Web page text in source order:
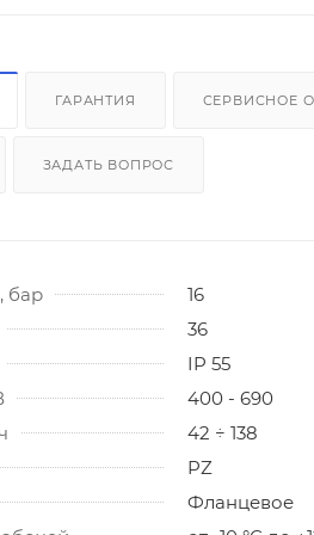
ГАРАНТИЯ СЕРВИСНОЕ
ЗАДАТЬ ВОПРОС
бар
16
36
IP 55
400 - 690
42 ÷ 138
PZ
Фланцевое